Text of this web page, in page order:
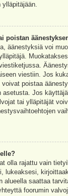
ylläpitäjään.
poistan
äänestyksiä voi
viestiin. Jos
poistaa
asetusta. Jos
tai ylläpitäjät
olla rajattu vain
lukeaksesi,
alueella saattaa
foorumin